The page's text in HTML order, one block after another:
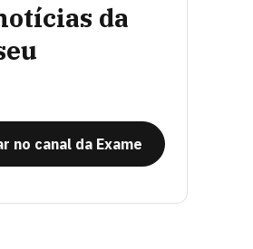
da
no canal da Exame